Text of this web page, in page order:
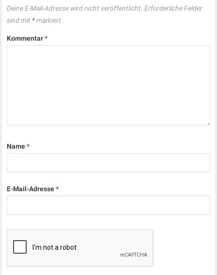
Deine E-Mail-Adresse wird nicht veröffentlicht. Erforderliche Felder
sind mit *markiert
Kommentar*
Name*
E-Mail-Adresse*